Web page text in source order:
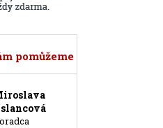
pomůžeme